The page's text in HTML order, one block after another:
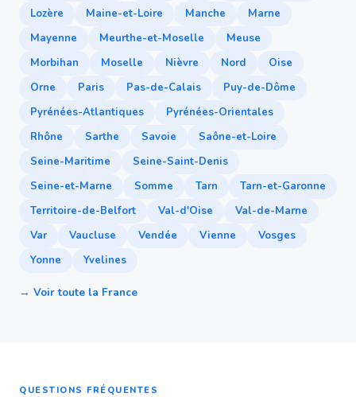
Lozère
Maine-et-Loire Manche
Marne
Mayenne
Meurthe-et-Moselle
Meuse
Morbihan
Moselle Nièvre Nord
Oise
Orne
Paris Pas-de-Calais
Puy-de-Dôme
Pyrénées-Atlantiques
Pyrénées-Orientales
Rhône
Sarthe Savoie
Saône-et-Loire
Seine-Maritime
Seine-Saint-Denis
Seine-et-Marne
Somme Tarn
Tarn-et-Garonne
Territoire-de-Belfort
Val-d'Oise
Val-de-Marne
Var
Vaucluse Vendée Vienne
Vosges
Yonne
Yvelines
→ Voir toute la France
QUESTIONS FRÉQUENTES